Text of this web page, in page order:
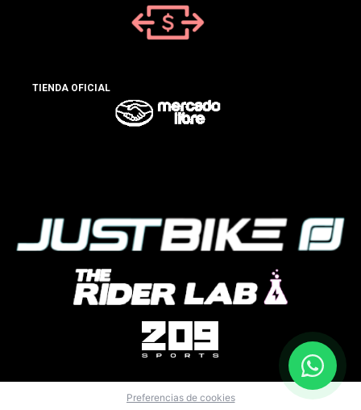
TIENDA OFICIAL
Preferencias de cookies